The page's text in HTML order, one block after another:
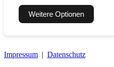
Weitere Optionen
Impressum | Datenschutz